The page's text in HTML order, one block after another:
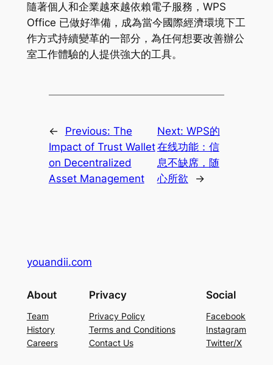
隨著個人和企業越來越依賴電子服務，WPS
Office 已做好準備，成為當今國際經濟環境下工
作方式持續變革的一部分，為任何想要改善辦公
室工作體驗的人提供強大的工具。
← Previous: The
Impact of Trust Wallet
on Decentralized
Asset Management
Next: WPS的
在线功能：信
息不缺席，随
心所欲
→
youandii.com
About
Team
History
Careers
Privacy
Privacy Policy
Terms and Conditions
Contact Us
Social
Facebook
Instagram
Twitter/X